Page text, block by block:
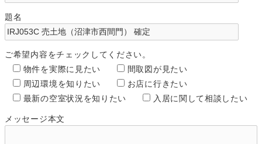
題名
ご希望内容をチェックしてください。
物件を実際に見たい
間取図が見たい
周辺環境を知りたい
お店に行きたい
最新の空室状況を知りたい
入居に関して相談したい
メッセージ本文